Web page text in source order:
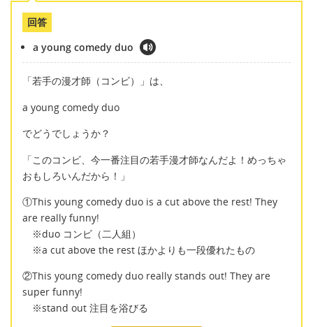
回答
a young comedy duo
「若手の漫才師（コンビ）」は、
a young comedy duo
でどうでしょうか？
「このコンビ、今一番注目の若手漫才師なんだよ！めっちゃ
おもしろいんだから！」
①This young comedy duo is a cut above the rest! They
are really funny!
※duo コンビ（二人組）
※a cut above the rest ほかよりも一段優れたもの
②This young comedy duo really stands out! They are
super funny!
※stand out 注目を浴びる